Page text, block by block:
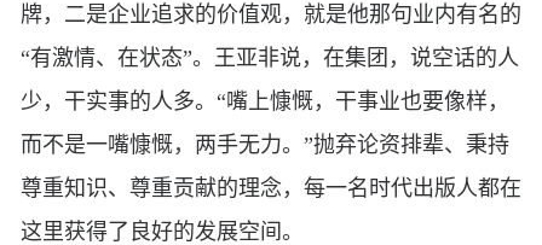
牌，二是企业追求的价值观，就是他那句业内有名的
“有激情、在状态”。王亚非说，在集团，说空话的人
少，干实事的人多。“嘴上慷慨，干事业也要像样，
而不是一嘴慷慨，两手无力。”抛弃论资排辈、秉持
尊重知识、尊重贡献的理念，每一名时代出版人都在
这里获得了良好的发展空间。